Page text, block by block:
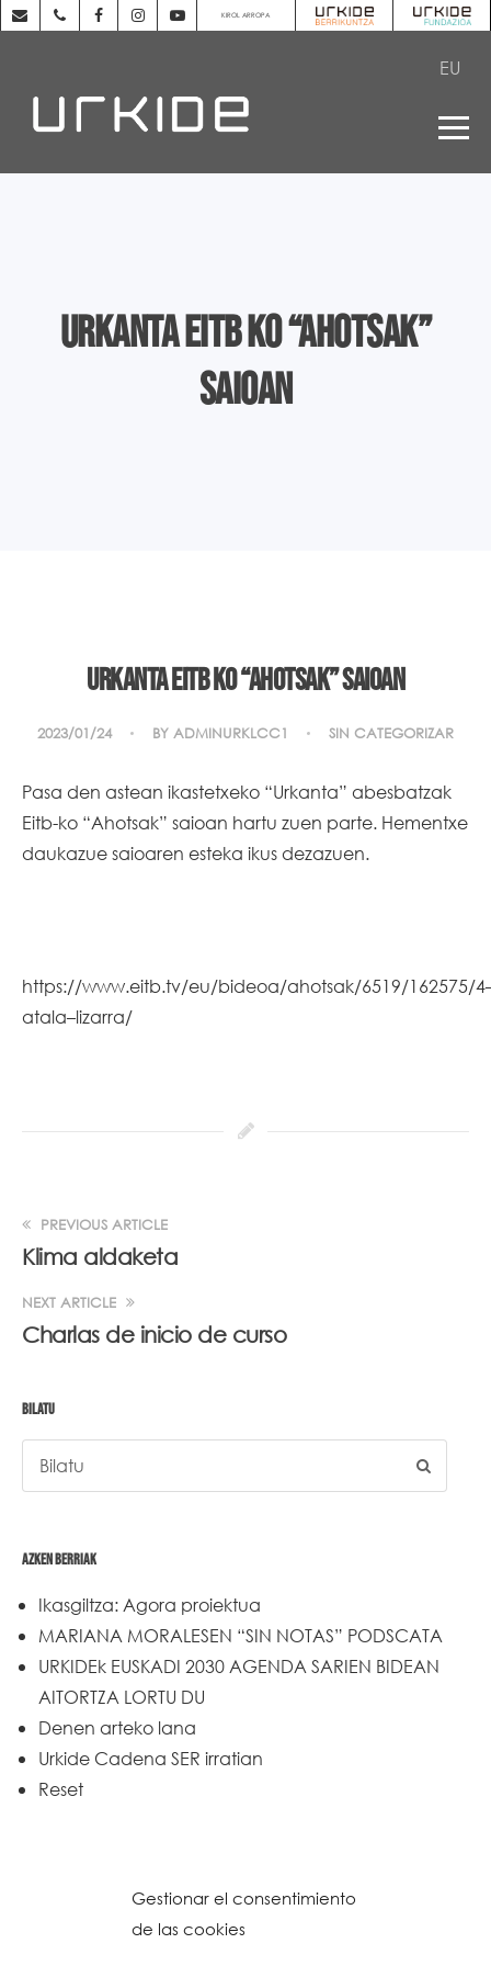
Gestionar el consentimiento
de las cookies
KIROL ARROPA
EU
Urkanta EITB ko “Ahotsak”
saioan
Urkanta EITB ko “Ahotsak” saioan
2023/01/24 BY ADMINURKLCC1 SIN CATEGORIZAR
Pasa den astean ikastetxeko “Urkanta” abesbatzak
Eitb-ko “Ahotsak” saioan hartu zuen parte. Hementxe
daukazue saioaren esteka ikus dezazuen.
https://www.eitb.tv/eu/bideoa/ahotsak/6519/162575/
atala–lizarra/
PREVIOUS ARTICLE
Klima aldaketa
NEXT ARTICLE
Charlas de inicio de curso
BILATU
AZKEN BERRIAK
Ikasgiltza: Agora proiektua
MARIANA MORALESEN “SIN NOTAS” PODSCATA
URKIDEk EUSKADI 2030 AGENDA SARIEN BIDEAN
AITORTZA LORTU DU
Denen arteko lana
Urkide Cadena SER irratian
Reset